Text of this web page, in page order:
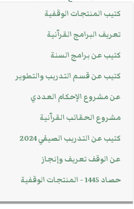
كتيب المنتجات الوقفية
تعريف البرامج القرآنية
كتيب عن برامج السنة
كتيب عن قسم التدريب والتطوير
عن مشروع الإحكام العددي
مشروع الحقائب القرآنية
كتيب عن التدريب الصيفي 2024
عن الوقف تعريف وإنجاز
حصاد 1445 - المنتجات الوقفية